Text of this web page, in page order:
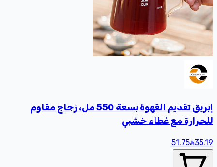
إبريق تقديم القهوة بسعة 550 مل، زجاج مقاوم
للحرارة مع غطاء خشبي
35.19
51.75